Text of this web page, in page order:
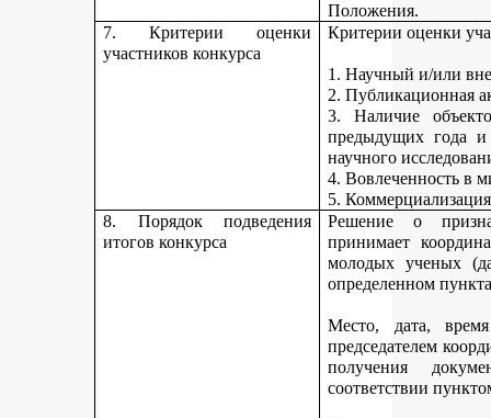
Положения.
7. Критерии оценки
участников конкурса
Критерии оценки
1. Научный и/или
2. Публикационная
3. Наличие
предыдущих года
научного
4. Вовлеченность в
5.
8. Порядок подведения
итогов конкурса
Решение о
принимает
молодых ученых
определенном
Место, дата, время
председателем
получения
соответствии